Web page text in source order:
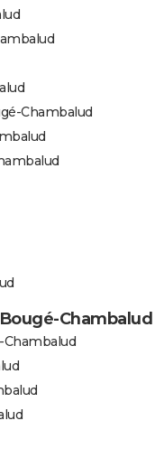
Chambalud
Chambalud
Chambalud